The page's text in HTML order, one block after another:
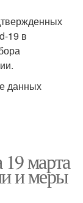
19 в
данных
марта
и меры